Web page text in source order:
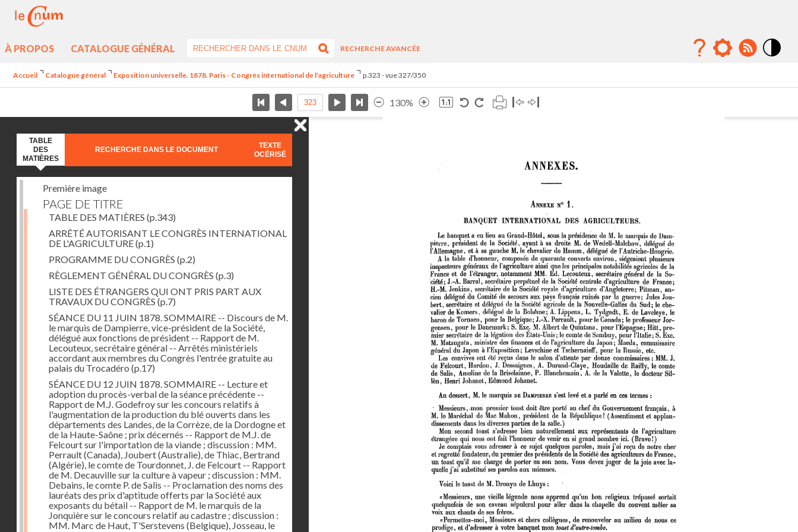
À PROPOS CATALOGUE GÉNÉRAL
RECHERCHE AVANCÉE
Accueil Catalogue général Exposition universelle. 1878. Paris - Congrès international de l'agriculture p.323 - vue 327/350
130%
TABLE
DES
MATIÈRES
RECHERCHE DANS LE DOCUMENT
TEXTE
OCÉRISÉ
Première image
PAGE DE TITRE
TABLE DES MATIÈRES (p.343)
ARRÊTÉ AUTORISANT LE CONGRÈS INTERNATIONAL
DE L'AGRICULTURE(p.1)
PROGRAMME DU CONGRÈS (p.2)
RÈGLEMENT GÉNÉRAL DU CONGRÈS (p.3)
LISTE DES ÉTRANGERS QUI ONT PRIS PART AUX
TRAVAUX DU CONGRÈS (p.7)
SÉANCE DU 11 JUIN 1878. SOMMAIRE -- Discours de M.
le marquis de Dampierre, vice-président de la Société,
délégué aux fonctions de président -- Rapport de M.
Lecouteux, secrétaire général -- Arrêtés ministériels
accordant aux membres du Congrès l'entrée gratuite au
palais du Trocadéro (p.17)
SÉANCE DU 12 JUIN 1878. SOMMAIRE -- Lecture et
adoption du procès-verbal de la séance précédente --
Rapport de M.J. Godefroy sur les concours relatifs à
l'augmentation de la production du blé ouverts dans les
départements des Landes, de la Corrèze, de la Dordogne et
de la Haute-Saône ; prix décernés -- Rapport de M.J. de
Felcourt sur l'importation de la viande ; discussion : MM.
Perrault (Canada), Joubert (Australie), de Thiac, Bertrand
(Algérie), le comte de Tourdonnet, J. de Felcourt -- Rapport
de M. Decauville sur la culture à vapeur ; discussion : MM.
Debains, le comte P. de Salis -- Proclamation des noms des
lauréats des prix d'aptitude offerts par la Société aux
exposants du bétail -- Rapport de M. le marquis de la
Jonquière sur le concours relatif au cadastre ; discussion :
MM. Marc de Haut, T'Serstevens (Belgique), Josseau, le